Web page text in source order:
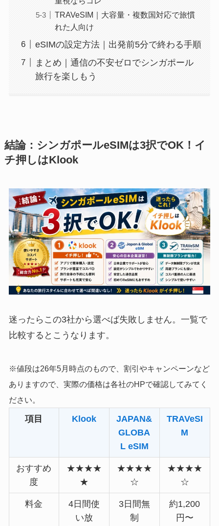
TRAVeSIM｜大容量・複数国対応で旅慣
れた人向け
eSIMの設定方法｜出発前5分で終わる手順
まとめ｜通信の不安ゼロでシンガポール
旅行を楽しもう
結論：シンガポールeSIMは3択でOK！イ
チ押しはKlook
迷ったらこの3社から選べば失敗しません。一覧で
比較するとこうなります。
※値段は26年5月時点のもので、割引やキャンペーンなど
ありますので、実際の価格は各社のHPで確認してみてく
ださい。
項目 Klook
JAPAN&
GLOBA
L eSIM
TRAVeSI
M
おすすめ
度
★★★★
★
★★★★
☆
★★★★
☆
料金
4日間使
い放
3日間無
制
約1,200
円〜